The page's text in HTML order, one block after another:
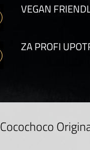
VEGAN
ZA PROFI
Cocochoco